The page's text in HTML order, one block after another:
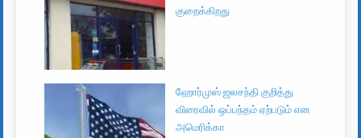
குறைக்கிறது
ஹோர்முஸ் ஜலசந்தி குறித்து
விரைவில் ஒப்பந்தம் ஏற்படும் என
அமெரிக்கா